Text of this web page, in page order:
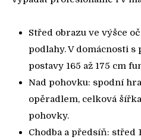
Střed obrazu ve výšce
podlahy. V domácnosti
postavy 165 až 175 cm
Nad pohovku: spodní
opěradlem, celková
pohovky.
Chodba a předsíň: střed